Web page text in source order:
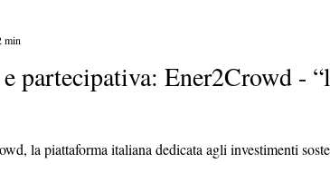
partecipativa: Ener2Crowd -
la piattaforma italiana dedicata agli investimenti
min